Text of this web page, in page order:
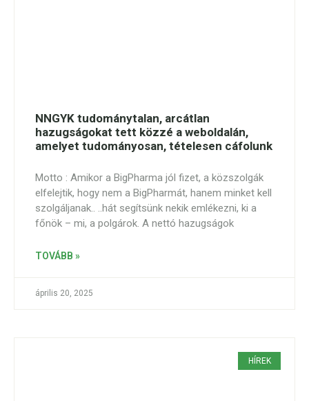
NNGYK tudománytalan, arcátlan
hazugságokat tett közzé a weboldalán,
amelyet tudományosan, tételesen cáfolunk
Motto : Amikor a BigPharma jól fizet, a közszolgák
elfelejtik, hogy nem a BigPharmát, hanem minket kell
szolgáljanak.. ..hát segítsünk nekik emlékezni, ki a
főnök – mi, a polgárok. A nettó hazugságok
TOVÁBB »
április 20, 2025
HÍREK